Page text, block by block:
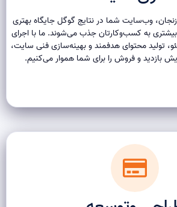
وب‌سایت شما در نتایج گوگل جایگاه بهتری
به کسب‌وکارتان جذب می‌شوند. ما با اجرای
تولید محتوای هدفمند و بهینه‌سازی فنی سایت،
بازدید و فروش را برای شما هموار می‌کنیم.